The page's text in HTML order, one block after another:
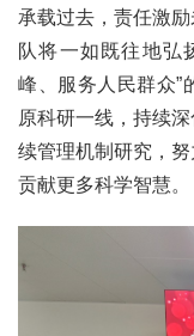
承载过去，责任激
队将一如既往地弘
峰、服务人民群众”
原科研一线，持续
续管理机制研究，
贡献更多科学智慧。